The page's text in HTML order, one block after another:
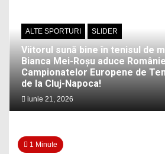
ALTE SPORTURI SLIDER
Viitorul sună bine în tenisul de
Bianca Mei-Roșu aduce
Campionatelor Europene de
de la Cluj-Napoca!
iunie 21, 2026
1 Minute